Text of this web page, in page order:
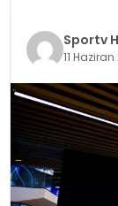
TEKNOLOJI
EĞITIM
MAGAZIN
SPOR
Sportv
11